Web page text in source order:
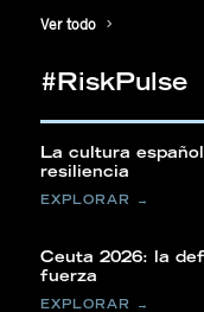
Ver todo
#RiskPulse
La cultura
resiliencia
Ceuta 2026: la
fuerza